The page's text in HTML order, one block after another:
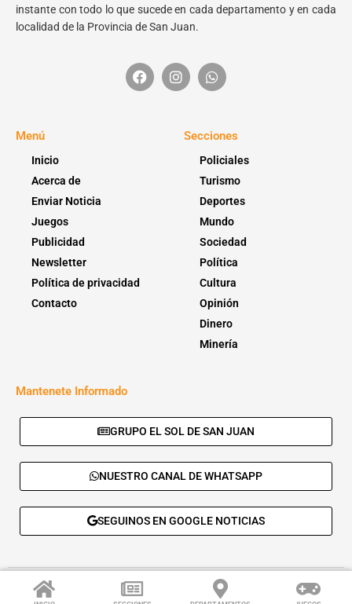
instante con todo lo que sucede en cada departamento y en cada
localidad de la Provincia de San Juan.
Menú
Inicio
Acerca de
Enviar Noticia
Juegos
Publicidad
Newsletter
Política de privacidad
Contacto
Secciones
Policiales
Turismo
Deportes
Mundo
Sociedad
Política
Cultura
Opinión
Dinero
Minería
Mantenete Informado
GRUPO EL SOL DE SAN JUAN
NUESTRO CANAL DE WHATSAPP
SEGUINOS EN GOOGLE NOTICIAS
© 2026 - El Sol de San Juan. Todos los derechos reservados. |